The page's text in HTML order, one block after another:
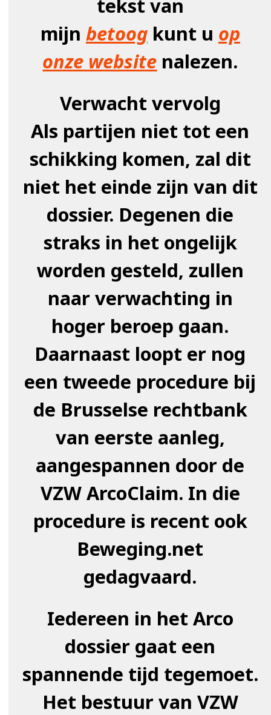
tekst van
mijn betoogkunt u op
onze website nalezen.
Verwacht vervolg
Als partijen niet tot een
schikking komen, zal dit
niet het einde zijn van dit
dossier. Degenen die
straks in het ongelijk
worden gesteld, zullen
naar verwachting in
hoger beroep gaan.
Daarnaast loopt er nog
een tweede procedure bij
de Brusselse rechtbank
van eerste aanleg,
aangespannen door de
VZW ArcoClaim. In die
procedure is recent ook
Beweging.net
gedagvaard.
Iedereen in het Arco
dossier gaat een
spannende tijd tegemoet.
Het bestuur van VZW